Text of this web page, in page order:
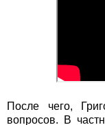
После чего,
вопросов. В